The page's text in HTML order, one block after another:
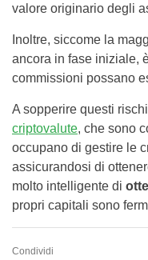
valore originario degli
Inoltre, siccome la
ancora in fase iniziale,
commissioni possano
A sopperire questi
criptovalute, che sono
occupano di gestire le
assicurandosi di
molto intelligente di
propri capitali sono
Condividi